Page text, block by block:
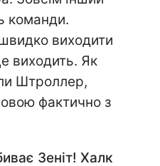
команди.
виходити
виходить. Як
Штроллер,
фактично з
Зеніт! Халк